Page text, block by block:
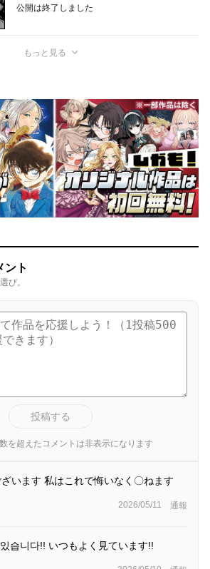
公開は終了しました
もっと見る
ント
び。
投稿する
を超えたコメントは非表示になります
います 私はこれで悔いなく〇ねます
2026/05/11 通報
습니다!! いつもよく見ています!!